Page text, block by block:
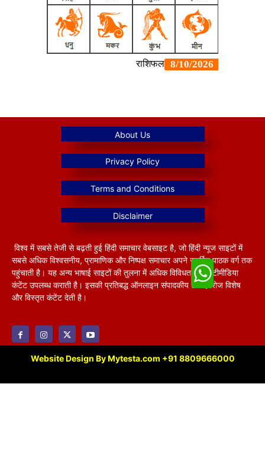
विश्व में सबसे तेजी से बढ़ती हुई हिंदी समाचार वेबसाइट है, जो हिंदी न्यूज साइटों में
सबसे अधिक विश्वसनीय, प्रामाणिक और निष्पक्ष समाचार अपने समर्पित पाठक वर्ग तक
पहुंचाती है। यह अन्य भाषाई साइटों की तुलना में अधिक विविधतापूर्ण मल्टीमीडिया
कंटेंट उपलब्ध कराती है। इसकी प्रतिबद्ध ऑनलाइन संपादकीय टीम हररोज विशेष
और विस्तृत कंटेंट देती है।
Website Design By Mytesta.com +91 8809666000